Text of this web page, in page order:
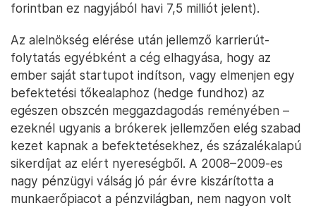
forintban ez nagyjából havi 7,5 milliót jelent).
Az alelnökség elérése után jellemző karrierút-
folytatás egyébként a cég elhagyása, hogy az
ember saját startupot indítson, vagy elmenjen egy
befektetési tőkealaphoz (hedge fundhoz) az
egészen obszcén meggazdagodás reményében –
ezeknél ugyanis a brókerek jellemzően elég szabad
kezet kapnak a befektetésekhez, és százalékalapú
sikerdíjat az elért nyereségből. A 2008–2009-es
nagy pénzügyi válság jó pár évre kiszárította a
munkaerőpiacot a pénzvilágban, nem nagyon volt